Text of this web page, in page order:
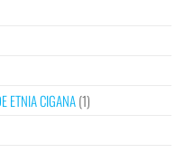
ETNIA CIGANA(1)